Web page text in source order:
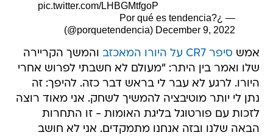
pic.twitter.com/LHBGMtfgoP
— ¿Por qué es tendencia?
(@porquetendencia) December 9, 2022
אמש סיפר CR7 על היורו המאכזב
והמשך הקריירה
שלו ואמר בין היתר: "מעולם לא חשבתי לפרוש אחרי
היורו. לרגע לא עבר לי בראש דבר כזה. להיפך: זה
נתן לי יותר מוטיבציה להמשיך לשחק. אני מאוד רוצה
לזכות עם פורטוגל בליגת האומות - זו התחרות
הבאה שלנו ובזה אנחנו מתמקדים. אני לא חושב